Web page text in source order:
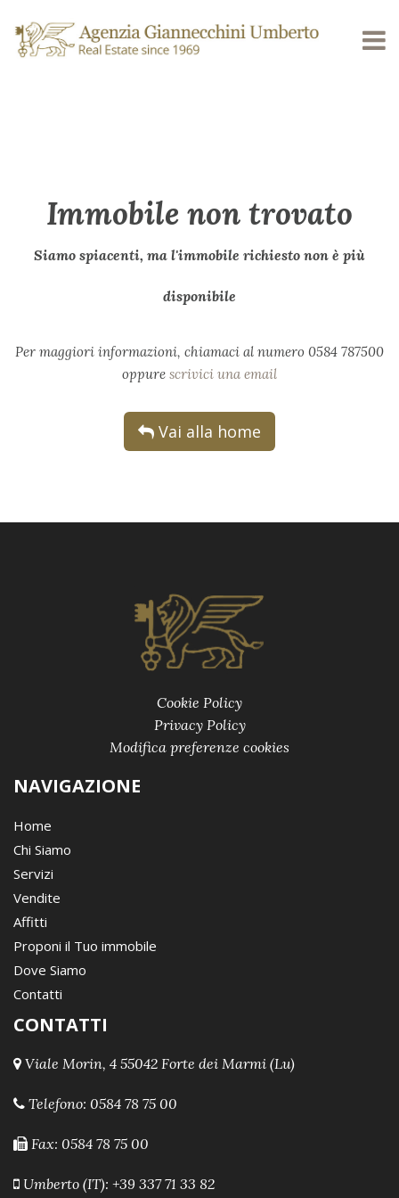
Immobile non trovato
Siamo spiacenti, ma l'immobile richiesto non è più
disponibile
Per maggiori informazioni, chiamaci al numero 0584 787500
oppure scrivici una email
Vai alla home
Cookie Policy
Privacy Policy
Modifica preferenze cookies
NAVIGAZIONE
Home
Chi Siamo
Servizi
Vendite
Affitti
Proponi il Tuo immobile
Dove Siamo
Contatti
CONTATTI
Viale Morin, 4 55042 Forte dei Marmi (Lu)
Telefono: 0584 78 75 00
Fax: 0584 78 75 00
Umberto (IT): +39 337 71 33 82